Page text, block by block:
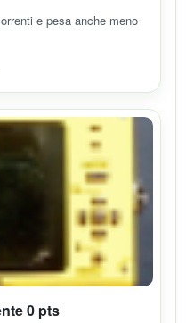
e pesa anche meno
0 pts